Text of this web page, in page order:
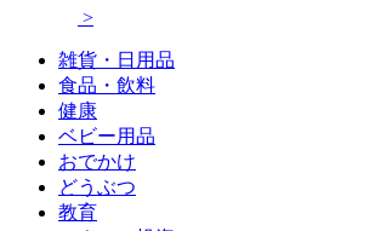
>
雑貨・日用品
食品・飲料
健康
ベビー用品
おでかけ
どうぶつ
教育